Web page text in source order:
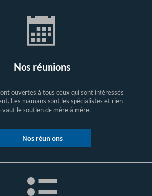
Nos réunions
ouvertes à tous ceux qui sont intéressés
Les mamans sont les spécialistes et rien
vaut le soutien de mère à mère.
Nos réunions